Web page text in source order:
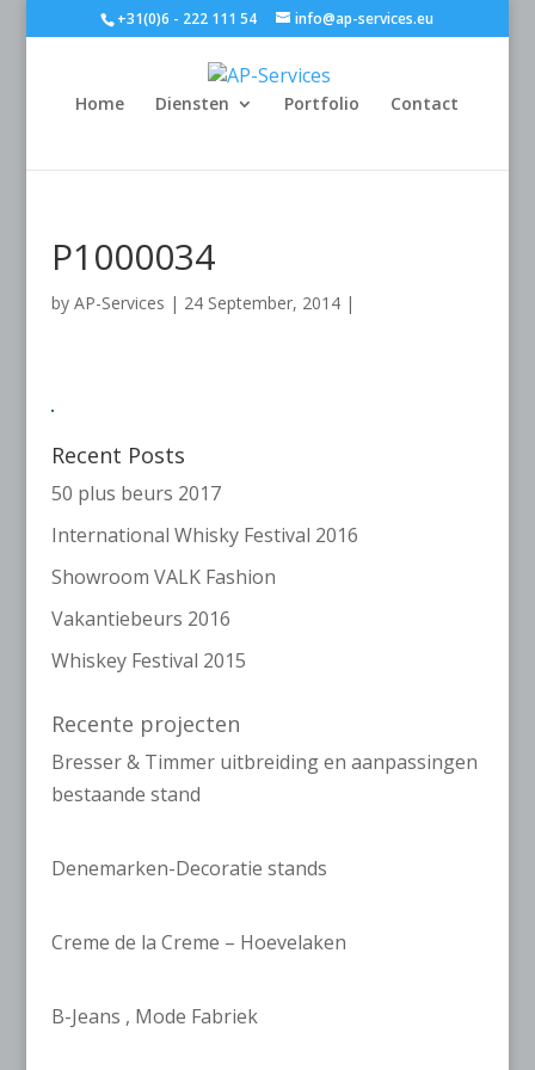
+31(0)6 - 222 111 54 info@ap-services.eu
Home Diensten Portfolio Contact
P1000034
by AP-Services | 24 September, 2014|
Recent Posts
50 plus beurs 2017
International Whisky Festival 2016
Showroom VALK Fashion
Vakantiebeurs 2016
Whiskey Festival 2015
Recente projecten
Bresser & Timmer uitbreiding en aanpassingen
bestaande stand
Denemarken-Decoratie stands
Creme de la Creme – Hoevelaken
B-Jeans , Mode Fabriek